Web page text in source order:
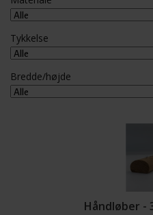
en træ pris, som er
Tykkelse
Bredde/højde
Håndløber -